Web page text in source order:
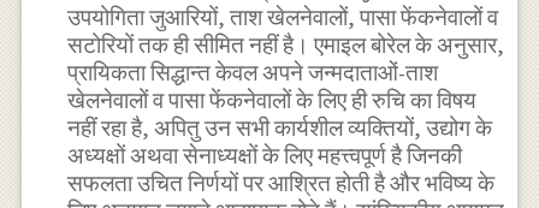
उपयोगिता जुआरियों, ताश खेलनेवालों, पासा फेंकनेवालों व
सटोरियों तक ही सीमित नहीं है। एमाइल बोरेल के अनुसार,
प्रायिकता सिद्धान्त केवल अपने जन्मदाताओं-ताश
खेलनेवालों व पासा फेंकनेवालों के लिए ही रुचि का विषय
नहीं रहा है, अपितु उन सभी कार्यशील व्यक्तियों, उद्योग के
अध्यक्षों अथवा सेनाध्यक्षों के लिए महत्त्वपूर्ण है जिनकी
सफलता उचित निर्णयों पर आश्रित होती है और भविष्य के